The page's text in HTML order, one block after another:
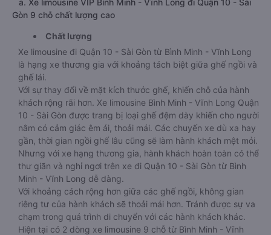
a. Xe limousine VIP Bình Minh - Vĩnh Long đi Quận 10 - Sài
Gòn 9 chỗ chất lượng cao
Chất lượng
Xe limousine đi Quận 10 - Sài Gòn từ Bình Minh - Vĩnh Long
là hạng xe thương gia với khoảng tách biệt giữa ghế ngồi và
ghế lái.
Với sự thay đổi về mặt kích thước ghế, khiến chỗ của hành
khách rộng rãi hơn. Xe limousine Bình Minh - Vĩnh Long Quận
10 - Sài Gòn được trang bị loại ghế đệm dày khiến cho người
nằm có cảm giác êm ái, thoải mái. Các chuyến xe dù xa hay
gần, thời gian ngồi ghế lâu cũng sẽ làm hành khách mệt mỏi.
Nhưng với xe hạng thương gia, hành khách hoàn toàn có thể
thư giãn và nghỉ ngơi trên xe đi Quận 10 - Sài Gòn từ Bình
Minh - Vĩnh Long dễ dàng.
Với khoảng cách rộng hơn giữa các ghế ngồi, không gian
riêng tư của hành khách sẽ thoải mái hơn. Tránh được sự va
chạm trong quá trình di chuyển với các hành khách khác.
Hiện tại có 2 dòng xe limousine 9 chỗ từ Bình Minh - Vĩnh